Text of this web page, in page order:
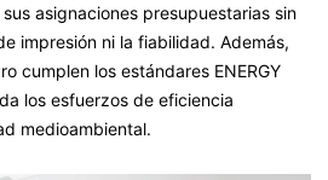
asignaciones presupuestarias sin
impresión ni la fiabilidad. Además,
cumplen los estándares ENERGY
los esfuerzos de eficiencia
medioambiental.